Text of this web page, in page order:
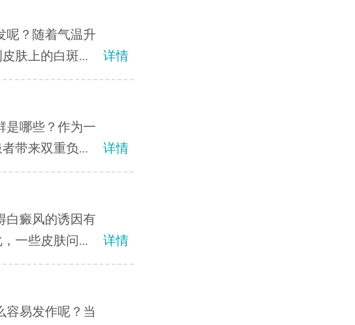
呢？随着气温升
肤上的白斑...
详情
是哪些？作为一
带来双重负...
详情
白癜风的诱因有
一些皮肤问...
详情
容易发作呢？当